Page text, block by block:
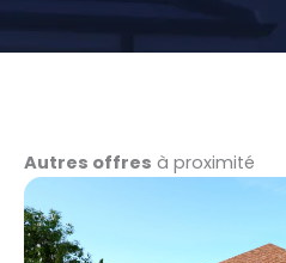
Autres offres à proximité